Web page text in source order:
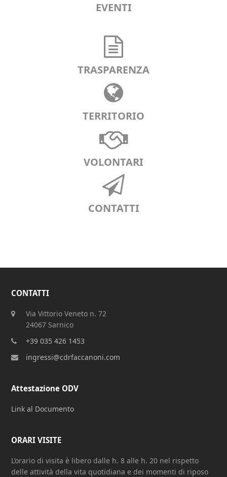
EVENTI
TRASPARENZA
TERRITORIO
VOLONTARI
CONTATTI
CONTATTI
Via Vittorio Veneto n. 72
24067 Sarnico
+39 035 426 1453
ingressi@cdrfaccanoni.com
Attestazione ODV
Link al Documento
ORARI VISITE
L’orario di visita è libero dalle h. 8 alle h. 20 nel rispetto
delle attività della vita quotidiana e dei momenti di riposo